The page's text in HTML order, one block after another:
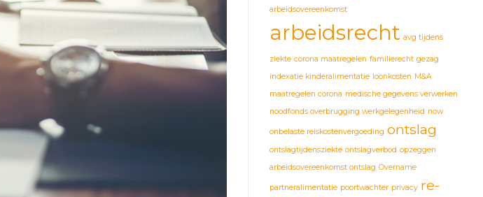
arbeidsovereenkomst
arbeidsrecht avg tijdens
ziekte corona maatregelen familierecht gezag
indexatie kinderalimentatie loonkosten M&A
maatregelen corona medische gegevens verwerken
noodfonds overbrugging werkgelegenheid now
onbelaste reiskostenvergoeding ontslag
ontslagtijdensziekte ontslagverbod opzeggen
arbeidsovereenkomst ontslag Overname
partneralimentatie poortwachter privacy re-